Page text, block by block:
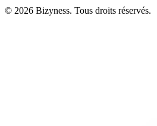
© 2026 Bizyness. Tous droits réservés.